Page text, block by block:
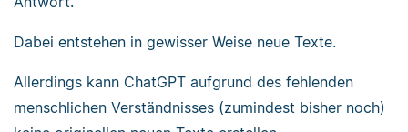
Dabei entstehen in gewisser Weise neue Texte.
Allerdings kann ChatGPT aufgrund des fehlenden
menschlichen Verständnisses (zumindest bisher noch)